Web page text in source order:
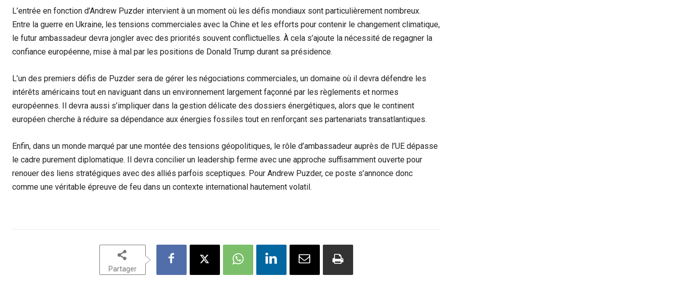
L’entrée en fonction d’Andrew Puzder intervient à un moment où les défis mondiaux sont particulièrement nombreux.
Entre la guerre en Ukraine, les tensions commerciales avec la Chine et les efforts pour contenir le changement climatique,
le futur ambassadeur devra jongler avec des priorités souvent conflictuelles. À cela s’ajoute la nécessité de regagner la
confiance européenne, mise à mal par les positions de Donald Trump durant sa présidence.
L’un des premiers défis de Puzder sera de gérer les négociations commerciales, un domaine où il devra défendre les
intérêts américains tout en naviguant dans un environnement largement façonné par les règlements et normes
européennes. Il devra aussi s’impliquer dans la gestion délicate des dossiers énergétiques, alors que le continent
européen cherche à réduire sa dépendance aux énergies fossiles tout en renforçant ses partenariats transatlantiques.
Enfin, dans un monde marqué par une montée des tensions géopolitiques, le rôle d’ambassadeur auprès de l’UE dépasse
le cadre purement diplomatique. Il devra concilier un leadership ferme avec une approche suffisamment ouverte pour
renouer des liens stratégiques avec des alliés parfois sceptiques. Pour Andrew Puzder, ce poste s’annonce donc
comme une véritable épreuve de feu dans un contexte international hautement volatil.
Partager